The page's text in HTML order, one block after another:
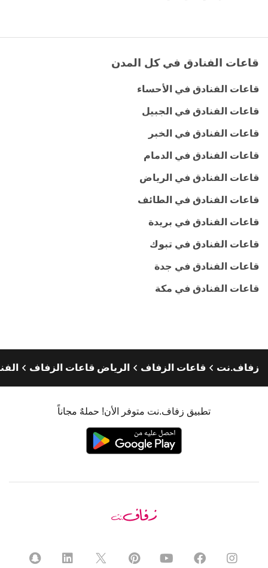
قاعات الفنادق في كل المدن
قاعات الفنادق في الأحساء
قاعات الفنادق في الجبيل
قاعات الفنادق في الخبر
قاعات الفنادق في الدمام
قاعات الفنادق في الرياض
قاعات الفنادق في الطائف
قاعات الفنادق في بريدة
قاعات الفنادق في تبوك
قاعات الفنادق في جدة
قاعات الفنادق في مكة
زفاف.نت قاعات الزفاف الرياض قاعات الزفاف
تطبيق زفاف.نت متوفر الأن! حملهٌ مجاناً